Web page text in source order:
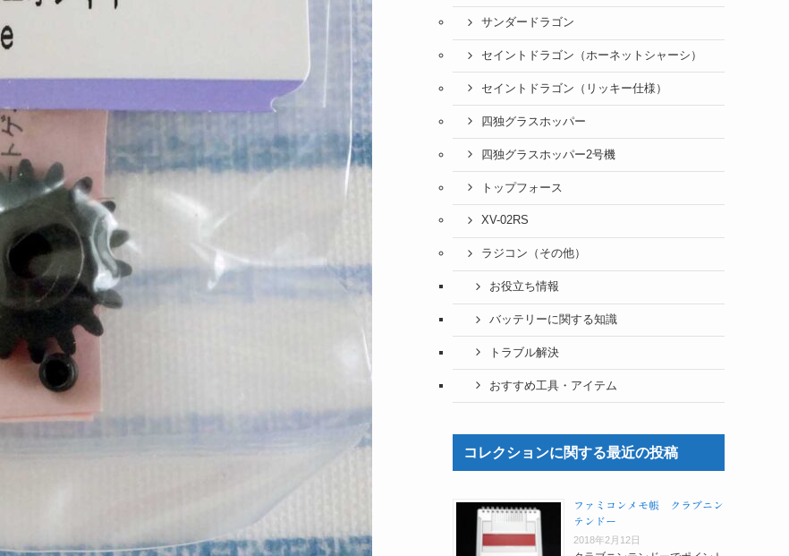
サンダードラゴン
セイントドラゴン（ホーネットシャーシ）
セイントドラゴン（リッキー仕様）
四独グラスホッパー
四独グラスホッパー2号機
トップフォース
XV-02RS
ラジコン（その他）
お役立ち情報
バッテリーに関する知識
トラブル解決
おすすめ工具・アイテム
コレクションに関する最近の投稿
ファミコンメモ帳 クラブニン
テンドー
2018年2月12日